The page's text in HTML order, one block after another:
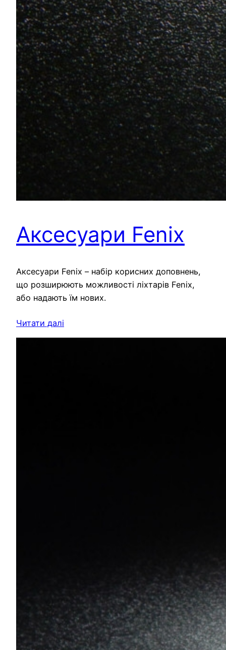
Аксесуари Fenix
Аксесуари Fenix – набір корисних доповнень,
що розширюють можливості ліхтарів Fenix,
або надають їм нових.
Читати далі